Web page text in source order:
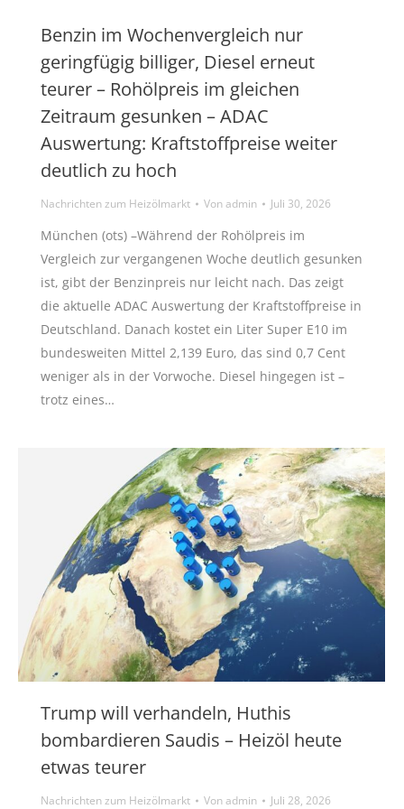
Benzin im Wochenvergleich nur
geringfügig billiger, Diesel erneut
teurer – Rohölpreis im gleichen
Zeitraum gesunken – ADAC
Auswertung: Kraftstoffpreise weiter
deutlich zu hoch
Nachrichten zum Heizölmarkt Vonadmin Juli 30, 2026
München (ots) –Während der Rohölpreis im
Vergleich zur vergangenen Woche deutlich gesunken
ist, gibt der Benzinpreis nur leicht nach. Das zeigt
die aktuelle ADAC Auswertung der Kraftstoffpreise in
Deutschland. Danach kostet ein Liter Super E10 im
bundesweiten Mittel 2,139 Euro, das sind 0,7 Cent
weniger als in der Vorwoche. Diesel hingegen ist –
trotz eines…
Trump will verhandeln, Huthis
bombardieren Saudis – Heizöl heute
etwas teurer
Nachrichten zum Heizölmarkt Vonadmin Juli 28, 2026